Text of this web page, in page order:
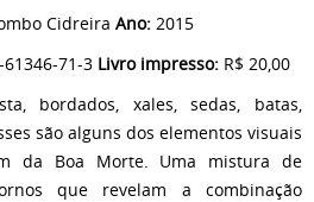
Cidreira Ano: 2015
71-3 Livro impresso: R$ 20,00
bordados, xales, sedas, batas,
são alguns dos elementos visuais
da Boa Morte. Uma mistura de
que revelam a combinação